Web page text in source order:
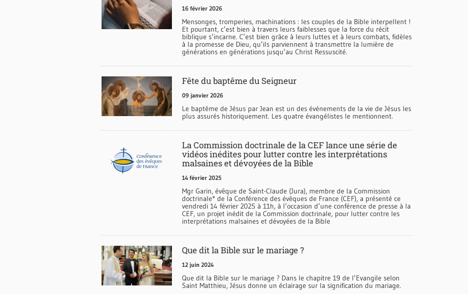
16 février 2026
Mensonges, tromperies, machinations : les couples de la Bible interpellent !
Et pourtant, c’est bien à travers leurs faiblesses que la force du récit
biblique s’incarne. C’est bien grâce à leurs luttes et à leurs combats, fidèles
à la promesse de Dieu, qu’ils parviennent à transmettre la lumière de
générations en générations jusqu’au Christ Ressuscité.
Fête du baptême du Seigneur
09 janvier 2026
Le baptême de Jésus par Jean est un des événements de la vie de Jésus les
plus assurés historiquement. Les quatre évangélistes le mentionnent.
La Commission doctrinale de la CEF lance une série de
vidéos inédites pour lutter contre les interprétations
malsaines et dévoyées de la Bible
14 février 2025
Mgr Garin, évêque de Saint-Claude (Jura), membre de la Commission
doctrinale* de la Conférence des évêques de France (CEF), a présenté ce
vendredi 14 février 2025 à 11h, à l’occasion d’une conférence de presse à la
CEF, un projet inédit de la Commission doctrinale, pour lutter contre les
interprétations malsaines et dévoyées de la Bible
Que dit la Bible sur le mariage ?
12 juin 2024
Que dit la Bible sur le mariage ? Dans le chapitre 19 de l’Evangile selon
Saint Matthieu, Jésus donne un éclairage sur la signification du mariage.